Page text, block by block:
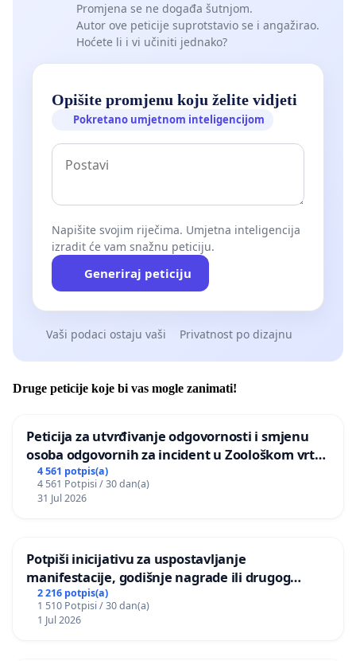
Promjena se ne događa šutnjom.
Autor ove peticije suprotstavio se i angažirao.
Hoćete li i vi učiniti jednako?
Opišite promjenu koju želite vidjeti
Pokretano umjetnom inteligencijom
Napišite svojim riječima. Umjetna inteligencija
izradit će vam snažnu peticiju.
Generiraj peticiju
Vaši podaci ostaju vaši Privatnost po dizajnu
Druge peticije koje bi vas mogle zanimati!
Peticija za utvrđivanje odgovornosti i smjenu
osoba odgovornih za incident u Zoološkom vrtu
Grada Zagreba
4 561 potpis(a)
4 561 Potpisi / 30 dan(a)
31 Jul 2026
Potpiši inicijativu za uspostavljanje
manifestacije, godišnje nagrade ili drugog
javnog događaja „Edin Avdić“ u Sarajevu
2 216 potpis(a)
1 510 Potpisi / 30 dan(a)
1 Jul 2026